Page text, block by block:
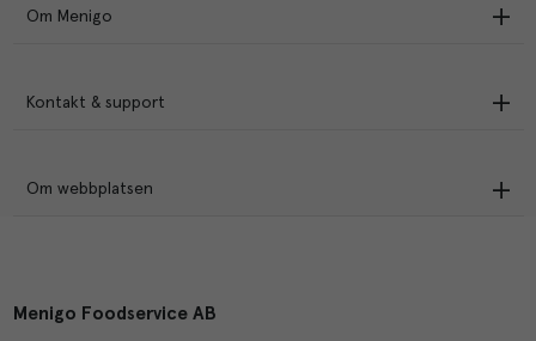
Om Menigo
Kontakt & support
Om webbplatsen
Menigo Foodservice AB